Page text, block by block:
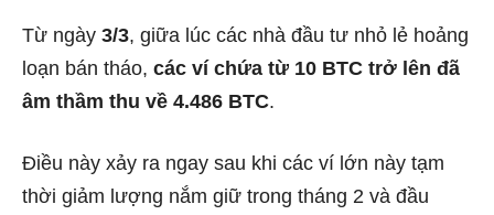
Từ ngày 3/3, giữa lúc các nhà đầu tư nhỏ lẻ hoảng
loạn bán tháo, các ví chứa từ 10 BTC trở lên đã
âm thầm thu về 4.486 BTC.
Điều này xảy ra ngay sau khi các ví lớn này tạm
thời giảm lượng nắm giữ trong tháng 2 và đầu